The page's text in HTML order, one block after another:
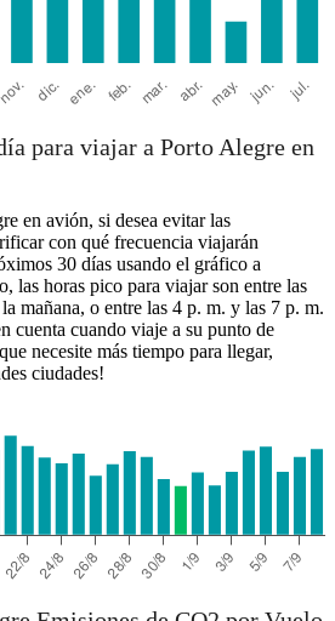
para viajar a Porto Alegre en
en avión, si desea evitar las
con qué frecuencia viajarán
30 días usando el gráfico a
las horas pico para viajar son entre las
mañana, o entre las 4 p. m. y las 7 p. m.
cuenta cuando viaje a su punto de
necesite más tiempo para llegar,
ciudades!